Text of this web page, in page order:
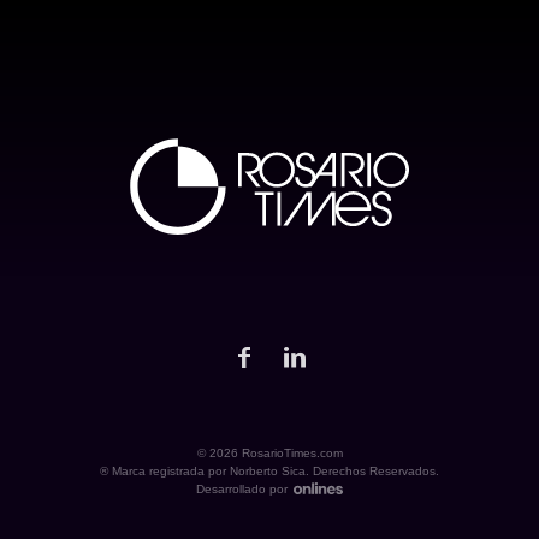
© 2026 RosarioTimes.com
® Marca registrada por Norberto Sica. Derechos Reservados.
Desarrollado por